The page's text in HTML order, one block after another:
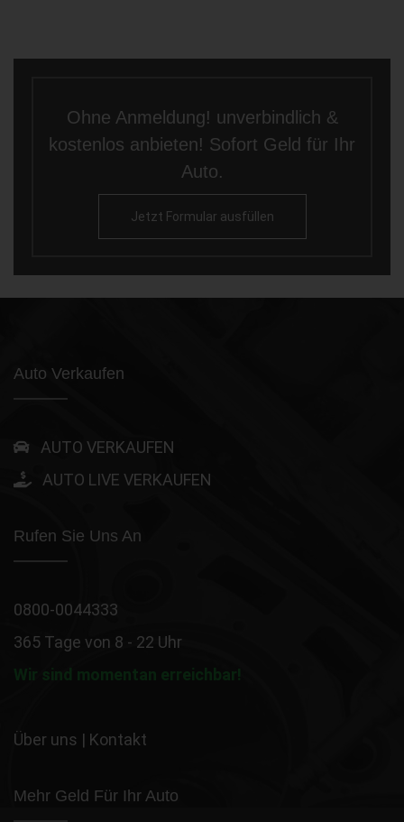
Ohne Anmeldung! unverbindlich &
kostenlos anbieten! Sofort Geld für Ihr
Auto.
Jetzt Formular ausfüllen
Auto Verkaufen
AUTO VERKAUFEN
AUTO LIVE VERKAUFEN
Rufen Sie Uns An
0800-0044333
365 Tage von 8 - 22 Uhr
Wir sind momentan erreichbar!
Über uns | Kontakt
Mehr Geld Für Ihr Auto